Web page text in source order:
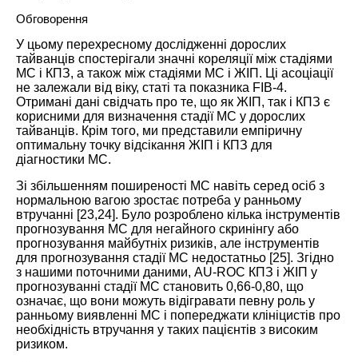
Обговорення
У цьому перехресному дослідженні дорослих
тайванців спостерігали значні кореляції між стадіями
МС і КПЗ, а також між стадіями МС і ЖІП. Ці асоціації
не залежали від віку, статі та показника FIB-4.
Отримані дані свідчать про те, що як ЖІП, так і КПЗ є
корисними для визначення стадії МС у дорослих
тайванців. Крім того, ми представили емпіричну
оптимальну точку відсікання ЖІП і КПЗ для
діагностики МС.
Зі збільшенням поширеності МС навіть серед осіб з
нормальною вагою зростає потреба у ранньому
втручанні [23,24]. Було розроблено кілька інструментів
прогнозування МС для негайного скринінгу або
прогнозування майбутніх ризиків, але інструментів
для прогнозування стадії МС недостатньо [25]. Згідно
з нашими поточними даними, AU-ROC КПЗ і ЖІП у
прогнозуванні стадії МС становить 0,66-0,80, що
означає, що вони можуть відігравати певну роль у
ранньому виявленні МС і попереджати клініцистів про
необхідність втручання у таких пацієнтів з високим
ризиком.